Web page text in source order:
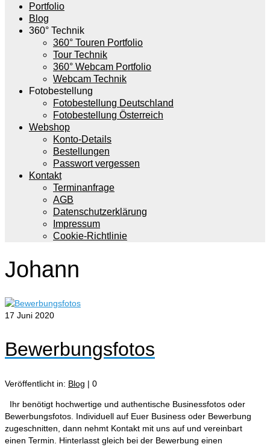
Portfolio
Blog
360° Technik
360° Touren Portfolio
Tour Technik
360° Webcam Portfolio
Webcam Technik
Fotobestellung
Fotobestellung Deutschland
Fotobestellung Österreich
Webshop
Konto-Details
Bestellungen
Passwort vergessen
Kontakt
Terminanfrage
AGB
Datenschutzerklärung
Impressum
Cookie-Richtlinie
Johann
17 Juni 2020
Bewerbungsfotos
Veröffentlicht in: Blog | 0
Ihr benötigt hochwertige und authentische Businessfotos oder
Bewerbungsfotos. Individuell auf Euer Business oder Bewerbung
zugeschnitten, dann nehmt Kontakt mit uns auf und vereinbart
einen Termin. Hinterlasst gleich bei der Bewerbung einen